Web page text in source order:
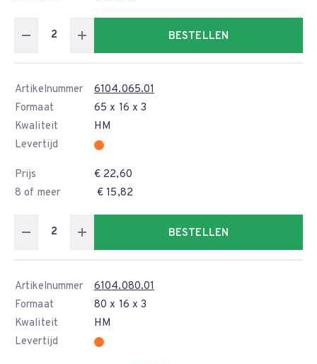
BESTELLEN
Artikelnummer
6104.065.01
Formaat
65 x 16 x 3
Kwaliteit
HM
Levertijd
Prijs
€ 22,60
8 of meer
€ 15,82
BESTELLEN
Artikelnummer
6104.080.01
Formaat
80 x 16 x 3
Kwaliteit
HM
Levertijd